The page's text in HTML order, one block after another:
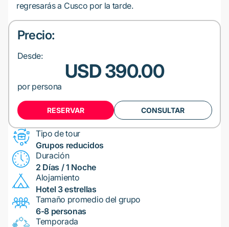
regresarás a Cusco por la tarde.
Precio:
Desde:
USD 390.00
por persona
RESERVAR CONSULTAR
Tipo de tour
Grupos reducidos
Duración
2 Días / 1 Noche
Alojamiento
Hotel 3 estrellas
Tamaño promedio del grupo
6-8 personas
Temporada